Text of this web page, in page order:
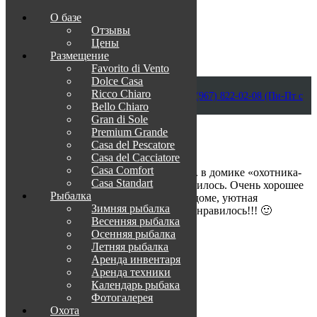
Приветствуем в Венеции на Каспии!
info@otdih-v-astrakhani.ru Как нас найти
+7 (967) 822-02-08 (Пн-Пт с
09:00 до 18:00)
Забронировать
Отдыхали с 31.12.2015г. по 03.01.2016г. в домике «охотника-
рыбака». Спасибо за отдых, все понравилось. Очень хорошее
обслуживание. Отличная атмосфера в доме, уютная
обстановка. Хорошо отдохнули. Все понравилось!!! 🙂
Менеджер по туризму:
+7-967-822-02-08
+7-8512-20-02-08
О базе
Отзывы
Цены
Размещение
Favorito di Vento
Dolce Casa
Ricco Chiaro
Bello Chiaro
Gran di Sole
Premium Grande
Casa del Pescatore
Casa del Cacсiatore
Casa Comfort
Casa Standart
Рыбалка
Зимняя рыбалка
Весенняя рыбалка
Осенняя рыбалка
Летняя рыбалка
Аренда инвентаря
Аренда техники
Календарь рыбака
Фотогалерея
Охота